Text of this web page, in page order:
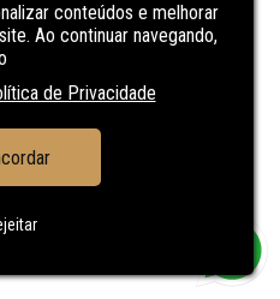
conteúdos e melhorar
Ao continuar navegando,
de Privacidade